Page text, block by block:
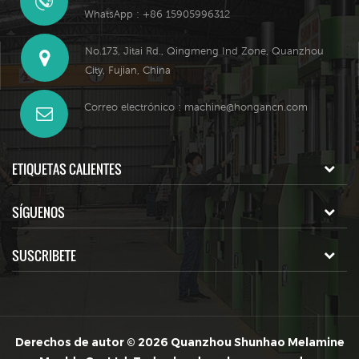
WhatsApp : +86 15905996312
No.173, Jitai Rd., Qingmeng Ind Zone, Quanzhou
City, Fujian, China
Correo electrónico : machine@hongancn.com
ETIQUETAS CALIENTES
SÍGUENOS
SUSCRIBETE
Derechos de autor © 2026 Quanzhou Shunhao Melamine